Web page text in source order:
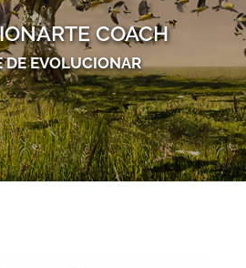
COACH
DE EVOLUCIONAR